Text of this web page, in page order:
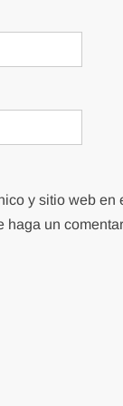
y sitio web en
haga un